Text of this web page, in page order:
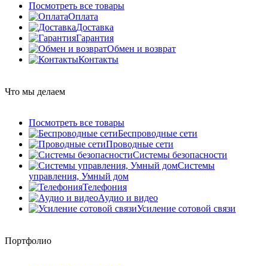
Посмотреть все товары
Оплата
Доставка
Гарантия
Обмен и возврат
Контакты
Что мы делаем
Посмотреть все товары
Беспроводные сети
Проводные сети
Системы безопасности
Системы
управления, Умный дом
Телефония
Аудио и видео
Усиление сотовой связи
Портфолио